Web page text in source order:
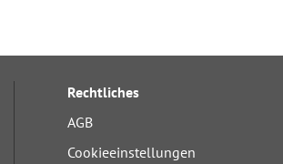
Rechtliches
AGB
Cookieeinstellungen